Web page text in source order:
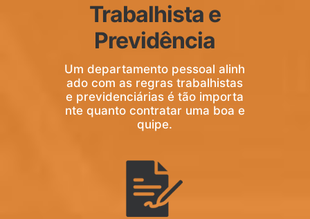
Trabalhista e
Previdência
Um departamento pessoal alinh
ado com as regras trabalhistas
e previdenciárias é tão importa
nte quanto contratar uma boa e
quipe.